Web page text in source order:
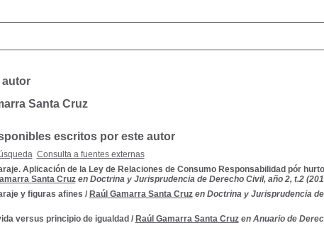
autor
Santa Cruz
escritos por este autor
Consulta a fuentes externas
Aplicación de la Ley de Relaciones de Consumo Responsabilidad pór
Santa Cruz en Doctrina y Jurisprudencia de Derecho Civil, año 2, t.2
y figuras afines / Raúl Gamarra Santa Cruz en Doctrina y Jurisprudencia
versus principio de igualdad / Raúl Gamarra Santa Cruz en Anuario de